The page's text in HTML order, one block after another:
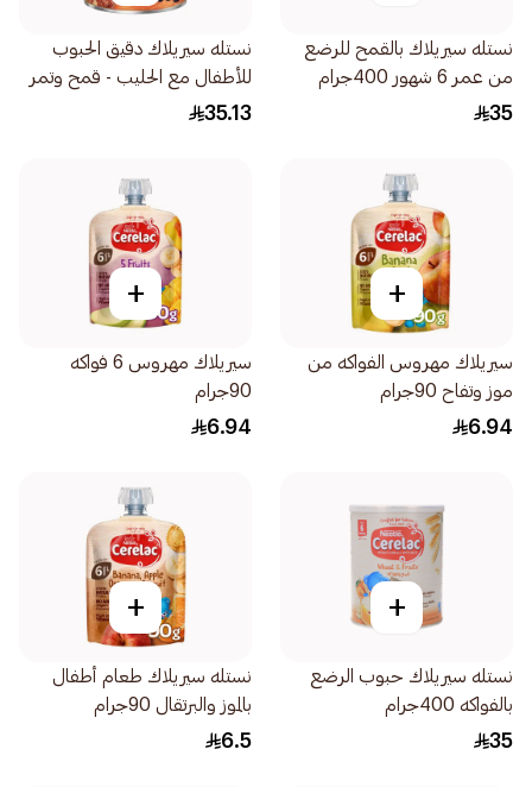
نستله سيريلاك بالقمح للرضع
من عمر 6 شهور 400جرام
35
نستله سيريلاك دقيق الحبوب
للأطفال مع الحليب - قمح وتمر
400جرام
35.13
+
سيريلاك مهروس الفواكه من
موز وتفاح 90جرام
6.94
+
سيريلاك مهروس 6 فواكه
90جرام
6.94
+
نستله سيريلاك حبوب الرضع
بالفواكه 400جرام
35
+
نستله سيريلاك طعام أطفال
بالموز والبرتقال 90جرام
6.5